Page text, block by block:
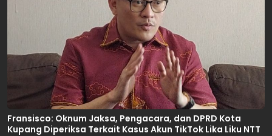
Fransisco: Oknum Jaksa, Pengacara, dan DPRD Kota
Kupang Diperiksa Terkait Kasus Akun TikTok Lika Liku NTT